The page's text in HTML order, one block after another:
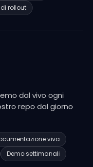
rollout
dal vivo ogni
repo dal giorno
viva
Demo settimanali